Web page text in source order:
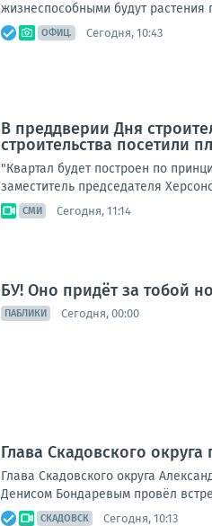
жизнеспособными будут растения
ОФИЦ. Сегодня, 10:43
В преддверии Дня
строительства посетили
"Квартал будет построен по
заместитель председателя
СМИ Сегодня, 11:14
БУ! Оно придёт за тобой
ПАБЛИКИ Сегодня, 00:00
Глава Скадовского
Глава Скадовского округа
Денисом Бондаревым провёл
СКАДОВСК Сегодня, 10:13